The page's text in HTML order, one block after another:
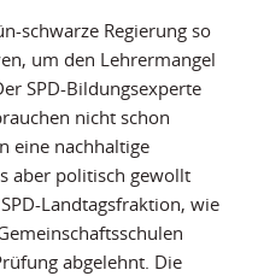
schwarze Regierung so
um den Lehrermangel
SPD-Bildungsexperte
nicht schon
eine nachhaltige
aber politisch gewollt
Landtagsfraktion, wie
abgelehnt. Die